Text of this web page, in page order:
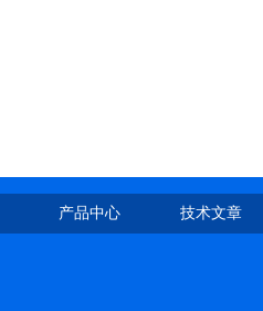
产品中心 技术文章